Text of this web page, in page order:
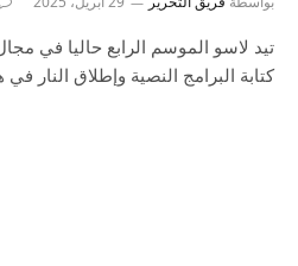
تيد لاسو الموسم الرابع حاليا في
كتابة البرامج النصية وإطلاق النار